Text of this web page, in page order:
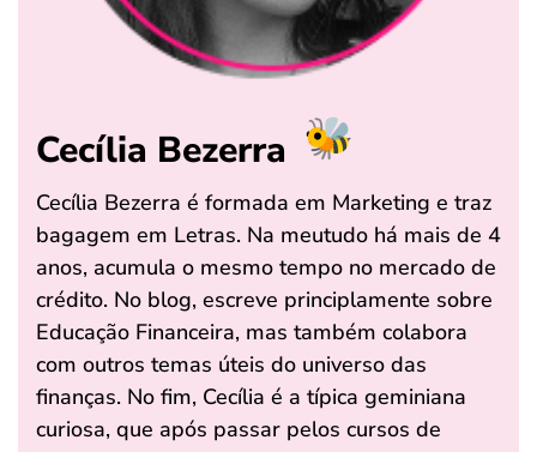
Cecília Bezerra
Cecília Bezerra é formada em Marketing e traz
bagagem em Letras. Na meutudo há mais de 4
anos, acumula o mesmo tempo no mercado de
crédito. No blog, escreve principlamente sobre
Educação Financeira, mas também colabora
com outros temas úteis do universo das
finanças. No fim, Cecília é a típica geminiana
curiosa, que após passar pelos cursos de